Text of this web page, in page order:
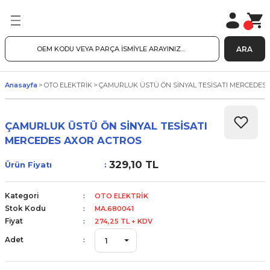
ARA
Anasayfa OTO ELEKTRİK ÇAMURLUK ÜSTÜ ÖN SİNYAL TESİSATI MERCEDES
ÇAMURLUK ÜSTÜ ÖN SİNYAL TESİSATI
MERCEDES AXOR ACTROS
Ürün Fiyatı 329,10 TL
Kategori OTO ELEKTRİK
Stok Kodu MA.680041
Fiyat 274,25 TL + KDV
Adet